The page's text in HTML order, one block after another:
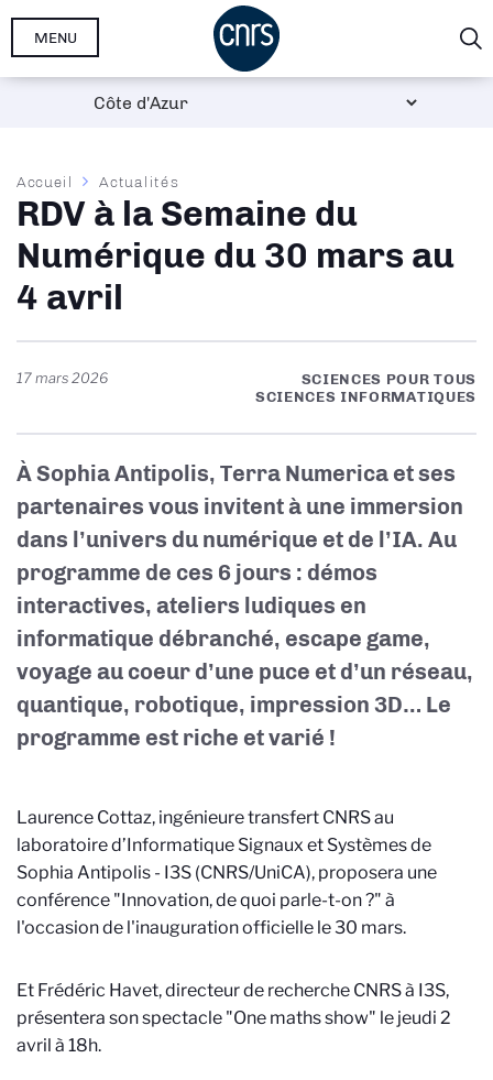
Aller
MENU
Fil
d'Ariane
Accueil Actualités
RDV à la Semaine du
Numérique du 30 mars au
4 avril
17 mars 2026
SCIENCES POUR TOUS
SCIENCES INFORMATIQUES
À Sophia Antipolis, Terra Numerica et ses
partenaires vous invitent à une immersion
dans l’univers du numérique et de l’IA. Au
programme de ces 6 jours : démos
interactives, ateliers ludiques en
informatique débranché, escape game,
voyage au coeur d’une puce et d’un réseau,
quantique, robotique, impression 3D… Le
programme est riche et varié !
Laurence Cottaz, ingénieure transfert CNRS au
laboratoire d’Informatique Signaux et Systèmes de
Sophia Antipolis - I3S (CNRS/UniCA), proposera une
conférence "Innovation, de quoi parle-t-on ?" à
l'occasion de l'inauguration officielle le 30 mars.
Et Frédéric Havet, directeur de recherche CNRS à I3S,
présentera son spectacle "One maths show" le jeudi 2
avril à 18h.